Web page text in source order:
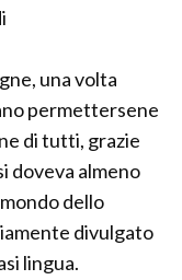
una volta
permettersene
di tutti, grazie
doveva almeno
dello
divulgato
lingua.